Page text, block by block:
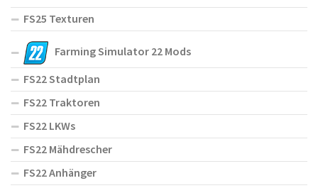
FS25 Texturen
Farming Simulator 22 Mods
FS22 Stadtplan
FS22 Traktoren
FS22 LKWs
FS22 Mähdrescher
FS22 Anhänger